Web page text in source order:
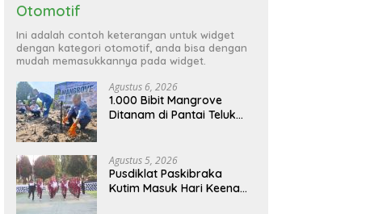
Otomotif
Ini adalah contoh keterangan untuk widget
dengan kategori otomotif, anda bisa dengan
mudah memasukkannya pada widget.
Agustus 6, 2026
1.000 Bibit Mangrove
Ditanam di Pantai Teluk
Agustus 5, 2026
Pusdiklat Paskibraka
Kutim Masuk Hari Keenam,